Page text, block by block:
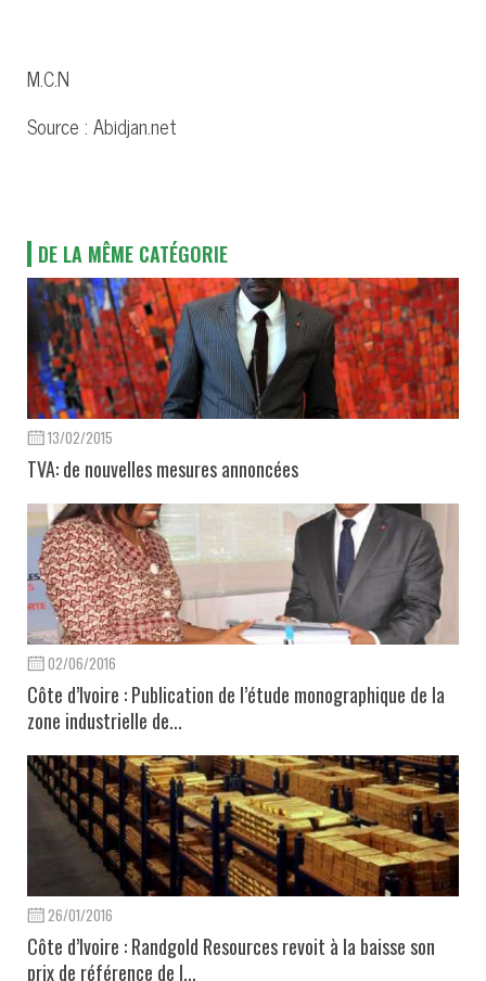
M.C.N
Source : Abidjan.net
DE LA MÊME CATÉGORIE
13/02/2015
TVA: de nouvelles mesures annoncées
02/06/2016
Côte d’Ivoire : Publication de l’étude monographique de la
zone industrielle de...
26/01/2016
Côte d’Ivoire : Randgold Resources revoit à la baisse son
prix de référence de l...